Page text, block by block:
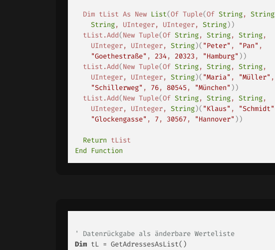
Dim tList As New List(Of Tuple(Of String, String
String, UInteger, UInteger, String) )
tList .Add(New Tuple(Of String, String, String,
UInteger, UInteger, String)( "Peter" , "Pan" ,
"Goethestraße" , 234, 20323 , "Hamburg" ) )
tList .Add(New Tuple(Of String, String, String,
UInteger, UInteger, String)( "Maria" , "Müller" ,
"Schillerweg" , 76, 80545 , "München" ) )
tList .Add(New Tuple(Of String, String, String,
UInteger, UInteger, String)( "Klaus" , "Schmidt"
"Glockengasse" , 7 , 30567 , "Hannover" ) )
Return tList
End Function
' Datenrückgabe als änderbare Werteliste
Dim